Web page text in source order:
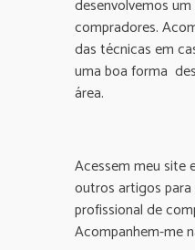
desenvolvemos
compradores.
das técnicas em
uma boa forma
área.
Acessem meu site
outros artigos
profissional de
Acompanhem-me